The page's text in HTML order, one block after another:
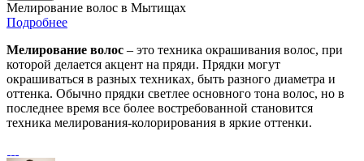
Мелирование волос в Мытищах
Подробнее
Мелирование волос – это техника окрашивания волос, при
которой делается акцент на пряди. Прядки могут
окрашиваться в разных техниках, быть разного диаметра и
оттенка. Обычно прядки светлее основного тона волос, но в
последнее время все более востребованной становится
техника мелирования-колорирования в яркие оттенки.